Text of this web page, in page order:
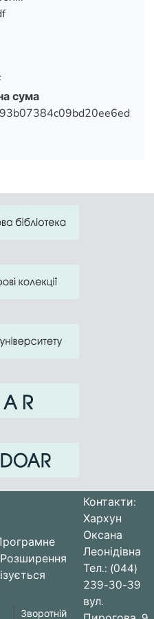
сума
Зворотній
Контакти:
Хархун
Оксана
Леонідівна
Тел.: (044)
239-30-39
вул.